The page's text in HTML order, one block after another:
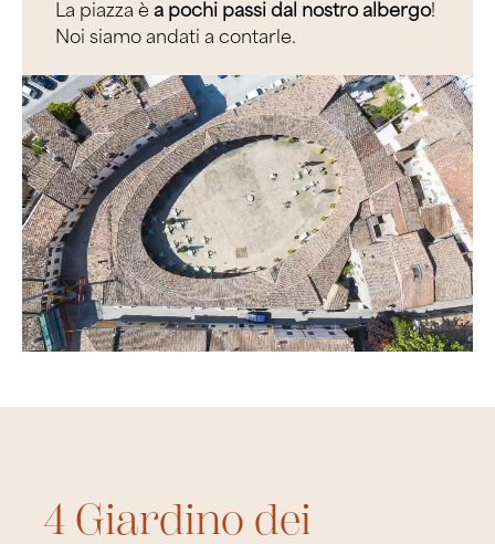
La piazza è a pochi passi dal nostro albergo!
Noi siamo andati a contarle.
4 Giardino dei